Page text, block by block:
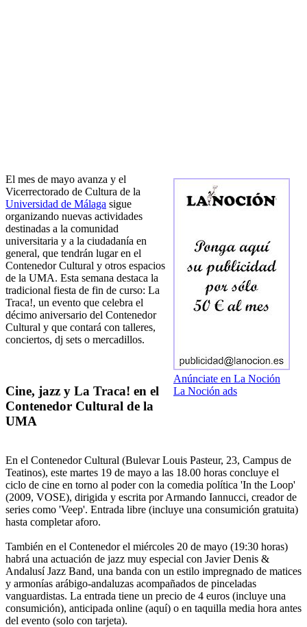
Anúnciate en La Noción
La Noción ads
El mes de mayo avanza y el
Vicerrectorado de Cultura de la
Universidad de Málaga sigue
organizando nuevas actividades
destinadas a la comunidad
universitaria y a la ciudadanía en
general, que tendrán lugar en el
Contenedor Cultural y otros espacios
de la UMA. Esta semana destaca la
tradicional fiesta de fin de curso: La
Traca!, un evento que celebra el
décimo aniversario del Contenedor
Cultural y que contará con talleres,
conciertos, dj sets o mercadillos.
Cine, jazz y La Traca! en el
Contenedor Cultural de la
UMA
En el Contenedor Cultural (Bulevar Louis Pasteur, 23, Campus de
Teatinos), este martes 19 de mayo a las 18.00 horas concluye el
ciclo de cine en torno al poder con la comedia política 'In the Loop'
(2009, VOSE), dirigida y escrita por Armando Iannucci, creador de
series como 'Veep'. Entrada libre (incluye una consumición gratuita)
hasta completar aforo.
También en el Contenedor el miércoles 20 de mayo (19:30 horas)
habrá una actuación de jazz muy especial con Javier Denis &
Andalusí Jazz Band, una banda con un estilo impregnado de matices
y armonías arábigo-andaluzas acompañados de pinceladas
vanguardistas. La entrada tiene un precio de 4 euros (incluye una
consumición), anticipada online (aquí) o en taquilla media hora antes
del evento (solo con tarjeta).